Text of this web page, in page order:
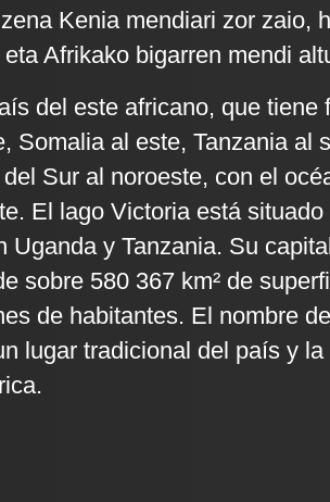
Kenia mendiari zor zaio,
Afrikako bigarren mendi
del este africano, que tiene
Somalia al este, Tanzania al
Sur al noroeste, con el
El lago Victoria está
Uganda y Tanzania. Su
sobre 580 367 km² de
de habitantes. El nombre
lugar tradicional del país y